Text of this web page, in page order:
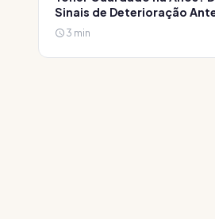
Sinais de Deterioração
3 min